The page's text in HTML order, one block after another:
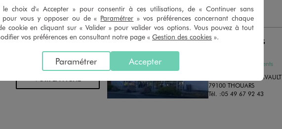
CHOISIR CE MAGASIN
VOIR LA FICHE
Distance :
34.5 Km GEMO THOUARS
Chaussures et Vêtements
37 ROUTE DE PUYRAVAULT
79100 THOUARS
Tél. :05 49 67 92 43
le choix d'« Accepter » pour consentir à ces utilisations, de « Continuer sans
pour vous y opposer ou de « Paramétrer » vos préférences concernant chaque
cookie en cliquant sur « Valider » pour valider vos options. Vous pouvez à tout
vos préférences en consultant notre page « Gestion des cookies ».
Accepter
Paramétrer